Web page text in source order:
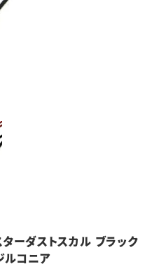
ーダストスカル ブラック
ルコニア